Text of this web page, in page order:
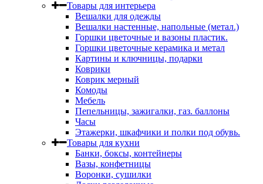
Товары для интерьера
Вешалки для одежды
Вешалки настенные, напольные (метал.)
Горшки цветочные и вазоны пластик.
Горшки цветочные керамика и метал
Картины и ключницы, подарки
Коврики
Коврик мерный
Комоды
Мебель
Пепельницы, зажигалки, газ. баллоны
Часы
Этажерки, шкафчики и полки под обувь.
Товары для кухни
Банки, боксы, контейнеры
Вазы, конфетницы
Воронки, сушилки